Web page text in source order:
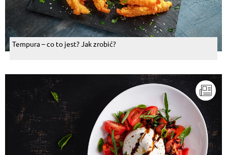
Tempura – co to jest? Jak zrobić?